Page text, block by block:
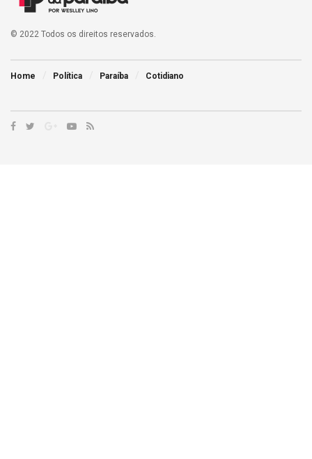
© 2022 Todos os direitos reservados.
Home Política Paraíba Cotidiano